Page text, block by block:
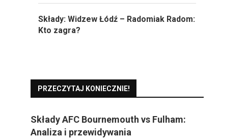
Składy: Widzew Łódź – Radomiak Radom:
Kto zagra?
PRZECZYTAJ KONIECZNIE!
Składy AFC Bournemouth vs Fulham:
Analiza i przewidywania